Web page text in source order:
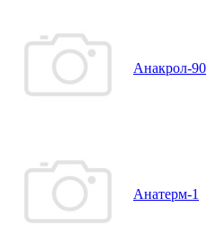
Анакрол-90
Анатерм-1